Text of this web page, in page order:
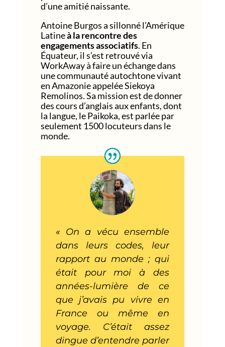
d’une amitié naissante.
Antoine Burgos a sillonné l’Amérique
Latineà la rencontre des
engagements associatifs. En
Équateur, il s’est retrouvé via
WorkAway à faire un échange dans
une communauté autochtone vivant
en Amazonie appelée Siekoya
Remolinos. Sa mission est de donner
des cours d’anglais aux enfants, dont
la langue, le Paikoka, est parlée par
seulement 1500 locuteurs dans le
monde.
« On a vécu ensemble
dans leurs codes, leur
rapport au monde ; qui
était pour moi à des
années-lumière de ce
que j’avais pu vivre en
France ou même en
voyage. C’était assez
dingue d’entendre parler